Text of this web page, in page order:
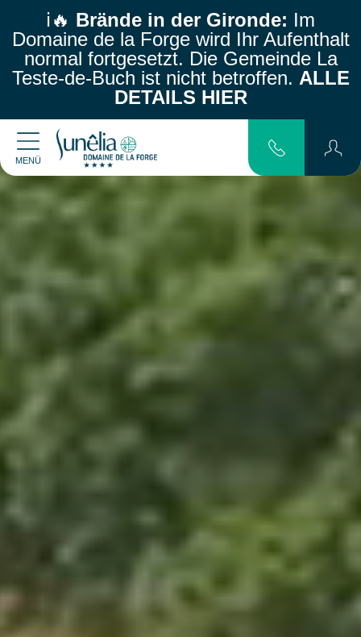
ℹ️🔥 Brände in der Gironde: Im
Domaine de la Forge wird Ihr Aufenthalt
normal fortgesetzt. Die Gemeinde La
Teste-de-Buch ist nicht betroffen. ALLE
DETAILS HIER
MENÜ